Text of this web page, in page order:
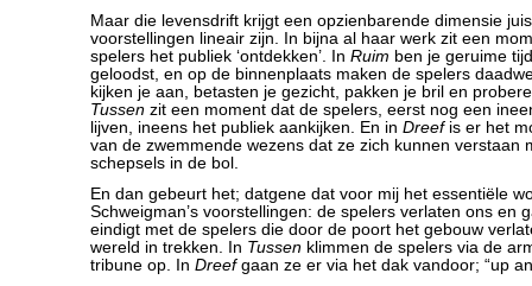
Maar die levensdrift krijgt een opzienbarende dimensie
voorstellingen lineair zijn. In bijna al haar werk zit een
spelers het publiek ‘ontdekken’. In Ruim ben je geruime
geloodst, en op de binnenplaats maken de spelers
kijken je aan, betasten je gezicht, pakken je bril en
Tussen zit een moment dat de spelers, eerst nog een
lijven, ineens het publiek aankijken. En in Dreefis er het
van de zwemmende wezens dat ze zich kunnen verstaan
schepsels in de bol.
En dan gebeurt het; datgene dat voor mij het essentiële
Schweigman’s voorstellingen: de spelers verlaten ons en
eindigt met de spelers die door de poort het gebouw
wereld in trekken. In Tussen klimmen de spelers via de
tribune op. In Dreefgaan ze er via het dak vandoor; “up